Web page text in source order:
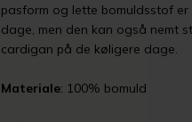
pasform og lette bomuldsstof er
dage, men den kan også nemt
cardigan på de køligere dage.
Materiale: 100% bomuld